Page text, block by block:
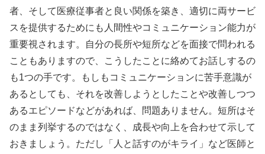
者、そして医療従事者と良い関係を築き、適切に両サービ
スを提供するためにも人間性やコミュニケーション能力が
重要視されます。自分の長所や短所などを面接で問われる
こともありますので、こうしたことに絡めてお話しするの
も1つの手です。もしもコミュニケーションに苦手意識が
あるとしても、それを改善しようとしたことや改善しつつ
あるエピソードなどがあれば、問題ありません。短所はそ
のまま列挙するのではなく、成長や向上を合わせて示して
おきましょう。ただし「人と話すのがキライ」など医師と